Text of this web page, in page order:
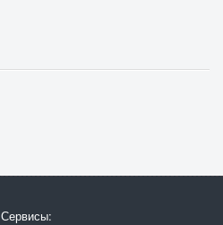
Сервисы: